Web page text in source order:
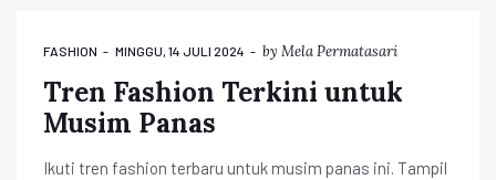
FASHION MINGGU, 14 JULI 2024 by Mela Permatasari
Tren Fashion Terkini untuk
Musim Panas
Ikuti tren fashion terbaru untuk musim panas ini. Tampil